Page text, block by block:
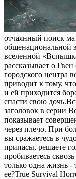
отчаянный поиск
общенациональной
вселенной
рассказывает о
городского центра
приводит к тому,
и ей приходится
спасти свою
заголовок в серии
показывает
через плечо. При
вы сражаетесь в
припасы, решаете
пробиваетесь
только одна жизнь
ее?True Survival